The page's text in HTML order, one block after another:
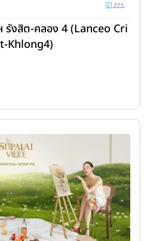
รังสิต-คลอง 4 (Lanceo Cri
Khlong4)